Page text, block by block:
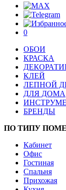
0
ОБОИ
КРАСКА
КЛЕЙ
ЛЕПНОЙ
ДЛЯ ДОМА
БРЕНДЫ
ПО ТИПУ
Кабинет
Офис
Гостиная
Спальня
Прихожая